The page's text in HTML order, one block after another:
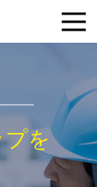
プを